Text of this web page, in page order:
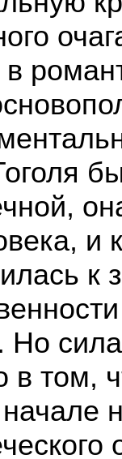
и
к
сила
в том,